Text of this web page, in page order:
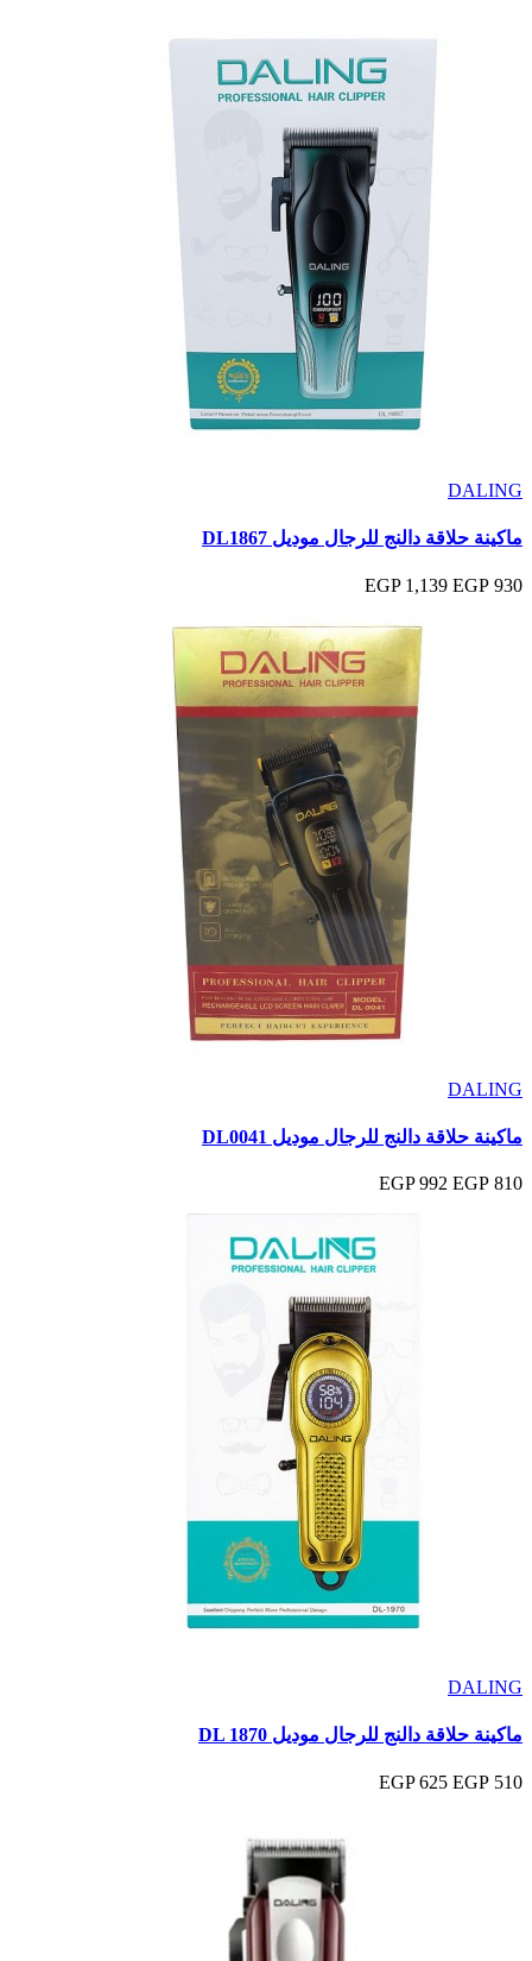
DALING
ماكينة حلاقة دالنج للرجال موديل DL1867
930 EGP
1,139 EGP
DALING
ماكينة حلاقة دالنج للرجال موديل DL0041
810 EGP
992 EGP
DALING
ماكينة حلاقة دالنج للرجال موديل DL 1870
510 EGP
625 EGP